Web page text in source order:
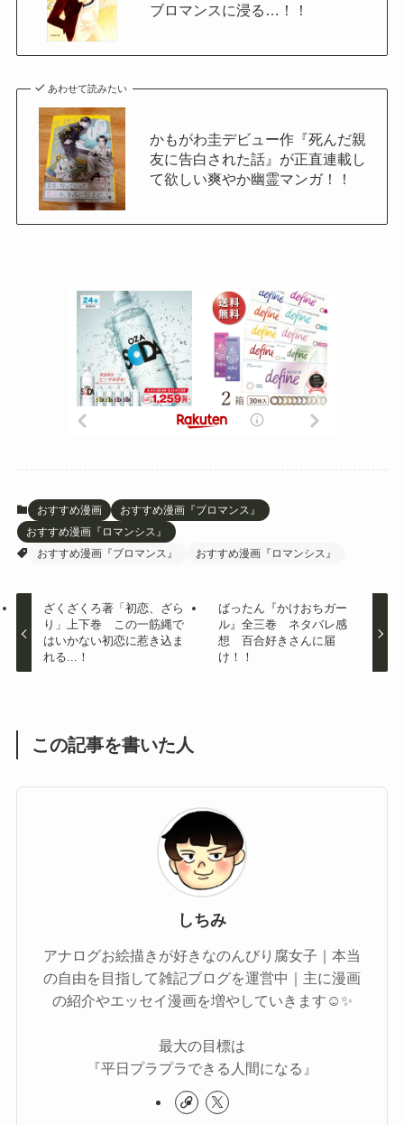
ブロマンスに浸る…！！
あわせて読みたい
かもがわ圭デビュー作『死んだ親
友に告白された話』が正直連載し
て欲しい爽やか幽霊マンガ！！
おすすめ漫画
おすすめ漫画『ブロマンス』
おすすめ漫画『ロマンシス』
おすすめ漫画『ブロマンス』
おすすめ漫画『ロマンシス』
ざくざくろ著「初恋、ざら
り」上下巻 この一筋縄で
はいかない初恋に惹き込ま
れる...！
ばったん『かけおちガー
ル』全三巻 ネタバレ感
想 百合好きさんに届
け！！
この記事を書いた人
しちみ
アナログお絵描きが好きなのんびり腐女子｜本当
の自由を目指して雑記ブログを運営中｜主に漫画
の紹介やエッセイ漫画を増やしていきます☺️✨
最大の目標は
『平日プラプラできる人間になる』